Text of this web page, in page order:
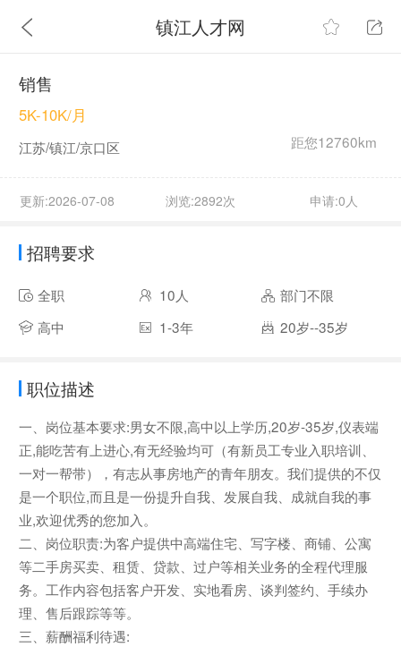
镇江人才网
销售
距您12760km
5K-10K/月
江苏/镇江/京口区
更新:2026-07-08 浏览:2892次 申请:0人
招聘要求
全职 10人
部门不限
高中
1-3年 20岁--35岁
职位描述
一、岗位基本要求:男女不限,高中以上学历,20岁-35岁,仪表端
正,能吃苦有上进心,有无经验均可（有新员工专业入职培训、
一对一帮带），有志从事房地产的青年朋友。我们提供的不仅
是一个职位,而且是一份提升自我、发展自我、成就自我的事
业,欢迎优秀的您加入。
二、岗位职责:为客户提供中高端住宅、写字楼、商铺、公寓
等二手房买卖、租赁、贷款、过户等相关业务的全程代理服
务。工作内容包括客户开发、实地看房、谈判签约、手续办
理、售后跟踪等等。
三、薪酬福利待遇: